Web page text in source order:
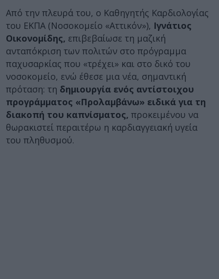
Από την πλευρά του, ο Καθηγητής Καρδιολογίας
του ΕΚΠΑ (Νοσοκομείο «Αττικόν»), Ιγνάτιος
Οικονομίδης, επιβεβαίωσε τη μαζική
ανταπόκριση των πολιτών στο πρόγραμμα
παχυσαρκίας που «τρέχει» και στο δικό του
νοσοκομείο, ενώ έθεσε μια νέα, σημαντική
πρόταση: τη δημιουργία ενός αντίστοιχου
προγράμματος «Προλαμβάνω» ειδικά για τη
διακοπή του καπνίσματος, προκειμένου να
θωρακιστεί περαιτέρω η καρδιαγγειακή υγεία
του πληθυσμού.